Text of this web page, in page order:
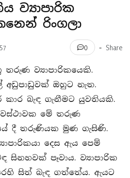
ව්‍යාපාරික
රිංගලා
0 - Share
තරුණ ව්‍යාපාරිකයෙකි.
අඩුපාඩුවක් ඔහුට නැත.
බැඳ ගැනීමට යුවතියකි.
මේ තරුණ
දී තරුණියක මුණ ගැසිණි.
දෙස ඇය පෙම්
සිනහවක් පෑවාය. ව්‍යාපාරික
සිත් බැඳ ගත්තේය. ඇයට